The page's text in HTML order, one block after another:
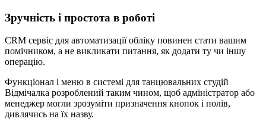
Зручність і простота в роботі
CRM сервіс для автоматизації обліку повинен стати вашим
помічником, а не викликати питання, як додати ту чи іншу
операцію.
Функціонал і меню в системі для танцювальних студій
Відмічалка розроблений таким чином, щоб адміністратор або
менеджер могли зрозуміти призначення кнопок і полів,
дивлячись на їх назву.